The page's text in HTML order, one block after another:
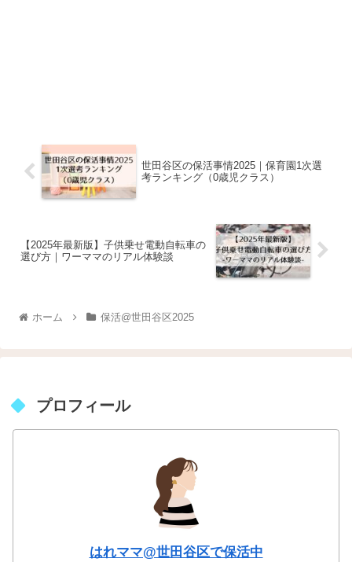
世田谷区の保活事情2025｜保育園1次選
考ランキング（0歳児クラス）
【2025年最新版】子供乗せ電動自転車の
選び方｜ワーママのリアル体験談
ホーム 保活@世田谷区2025
プロフィール
はれママ@世田谷区で保活中